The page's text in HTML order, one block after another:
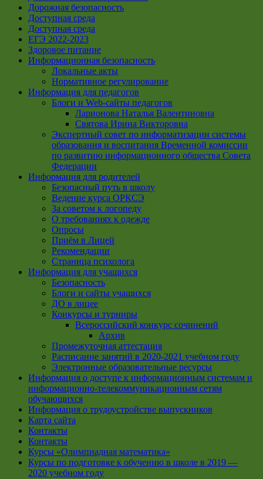
Дорожная безопасность
Доступная среда
Доступная среда
ЕГЭ 2022-2023
Здоровое питание
Информационная безопасность
Локальные акты
Нормативное регулирование
Информация для педагогов
Блоги и Web-сайты педагогов
Ларионова Наталья Валентиновна
Святова Ирина Викторовна
Экспертный совет по информатизации системы
образования и воспитания Временной комиссии
по развитию информационного общества Совета
Федерации
Информация для родителей
Безопасный путь в школу
Ведение курса ОРКСЭ
За советом к логопеду
О требованиях к одежде
Опросы
Приём в Лицей
Рекомендации
Страница психолога
Информация для учащихся
Безопасность
Блоги и сайты учащихся
ДО в лицее
Конкурсы и турниры
Всероссийский конкурс сочинений
Архив
Промежуточная аттестация
Расписание занятий в 2020-2021 учебном году
Электронные образовательные ресурсы
Информация о доступе к информационным системам и
информационно-телекоммуникационным сетям
обучающихся
Информация о трудоустройстве выпускников
Карта сайта
Контакты
Контакты
Курсы «Олимпиадная математика»
Курсы по подготовке к обучению в школе в 2019 —
2020 учебном году